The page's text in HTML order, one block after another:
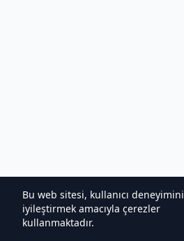
Bu web sitesi, kullanıcı deneyimini
iyileştirmek amacıyla çerezler
kullanmaktadır.